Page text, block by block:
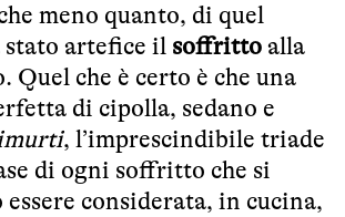
meno quanto, di quel
artefice il soffritto alla
Quel che è certo è che una
di cipolla, sedano e
, l’imprescindibile triade
di ogni soffritto che si
considerata, in cucina,